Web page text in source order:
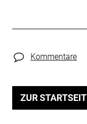
Kommentare
ZUR